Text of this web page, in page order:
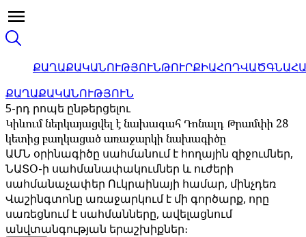
ՔԱՂԱՔԱԿԱՆՈՒԹՅՈՒՆԹՈՒՐՔԻԱՀՈԴՎԱԾ
ՔԱՂԱՔԱԿԱՆՈՒԹՅՈՒՆ
5-րդ րոպե ընթերցելու
Կիևում ներկայացվել է նախագահ Դոնալդ Թրամփի 28
կետից բաղկացած առաջարկի նախագիծը
ԱՄՆ օրինագիծը սահմանում է հողային զիջումներ,
ՆԱՏՕ-ի սահմանափակումներ և ուժերի
սահմանաչափեր Ուկրաինայի համար, մինչդեռ
Վաշինգտոնը առաջարկում է մի գործարք, որը
սառեցնում է սահմանները, ավելացնում
անվտանգության երաշխիքներ։